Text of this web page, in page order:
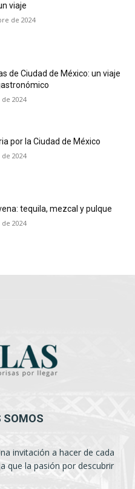
viaje
de 2024
de Ciudad de México: un viaje
2024
por la Ciudad de México
2024
tequila, mezcal y pulque
2024
SOMOS
invitación a hacer de cada
que la pasión por descubrir